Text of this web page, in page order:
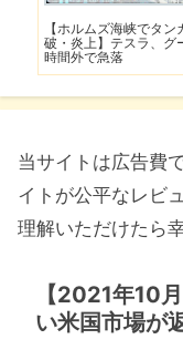
【ホルムズ海峡でタン
破・炎上】テスラ、グ
時間外で急落
当サイトは広告費
イトが公平なレビ
理解いただけたら
【2021年10
い米国市場が